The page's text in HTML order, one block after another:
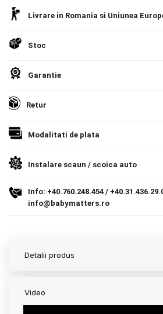
Livrare in Romania si Uniunea
Stoc
Garantie
Retur
Modalitati de plata
Instalare scaun / scoica auto
Info: +40.760.248.454 /
info@babymatters.ro
Detalii produs
Video